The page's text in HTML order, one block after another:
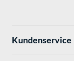
Kundenservice